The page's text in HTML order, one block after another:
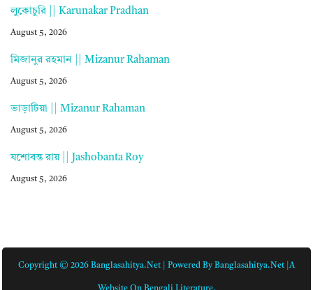
লুকোচুরি || Karunakar Pradhan
August 5, 2026
মিজানুর রহমান || Mizanur Rahaman
August 5, 2026
ভাড়াটিয়া || Mizanur Rahaman
August 5, 2026
যশোবন্ত রায় || Jashobanta Roy
August 5, 2026
Copyright © 2026 Banglasahitya.net | Powered By Banglasahitya.net |A